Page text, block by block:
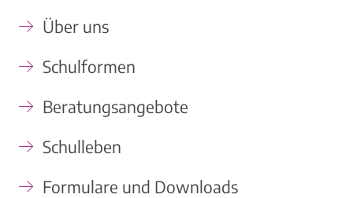
Über uns
Schulformen
Beratungsangebote
Schulleben
Formulare und Downloads